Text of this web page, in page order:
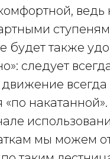
будет также
следует
движение
накатанной».
мы можем